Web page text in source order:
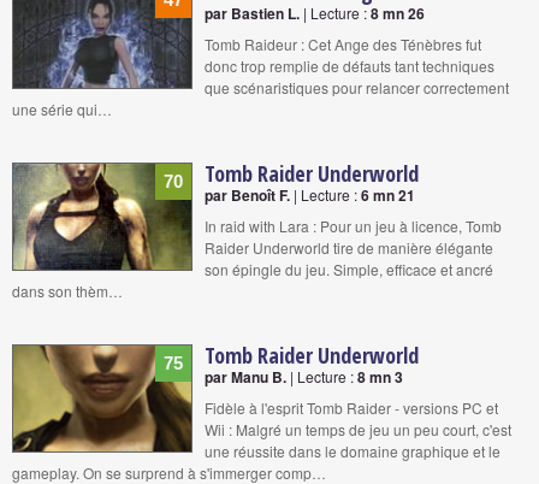
par Bastien L. | Lecture :8 mn 26
Tomb Raideur : Cet Ange des Ténèbres fut
donc trop remplie de défauts tant techniques
que scénaristiques pour relancer correctement
une série qui…
70 Tomb Raider Underworld
par Benoît F. | Lecture :6 mn 21
In raid with Lara : Pour un jeu à licence, Tomb
Raider Underworld tire de manière élégante
son épingle du jeu. Simple, efficace et ancré
dans son thèm…
75 Tomb Raider Underworld
par Manu B. | Lecture :8 mn 3
Fidèle à l'esprit Tomb Raider - versions PC et
Wii : Malgré un temps de jeu un peu court, c'est
une réussite dans le domaine graphique et le
gameplay. On se surprend à s'immerger comp…